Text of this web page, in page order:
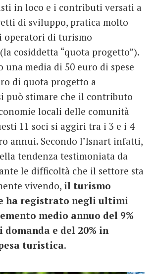
in loco e i contributi versati a
di sviluppo, pratica molto
operatori di turismo
cosiddetta “quota progetto”).
una media di 50 euro di spese
di quota progetto a
può stimare che il contributo
locali delle comunità
11 soci si aggiri tra i 3 e i 4
annui. Secondo l’Isnart infatti,
tendenza testimoniata da
le difficoltà che il settore sta
vivendo, il turismo
ha registrato negli ultimi
medio annuo del 9%
e del 20% in
turistica.